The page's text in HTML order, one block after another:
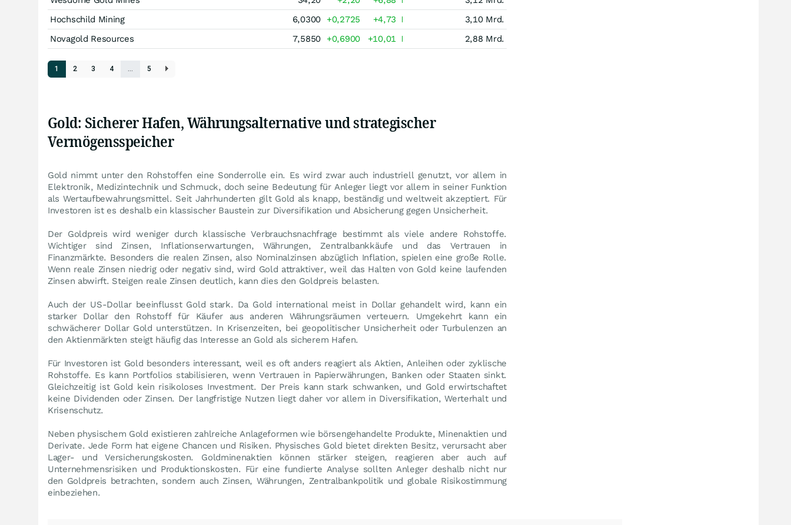
Hochschild Mining
6,0300 +0,2725 +4,73
3,10 Mrd.
Novagold Resources
7,5850 +0,6900 +10,01 2,88 Mrd.
1 2 3 4 … 5
Gold: Sicherer Hafen, Währungsalternative und strategischer
Vermögensspeicher
Gold nimmt unter den Rohstoffen eine Sonderrolle ein. Es wird zwar auch industriell genutzt, vor allem in
Elektronik, Medizintechnik und Schmuck, doch seine Bedeutung für Anleger liegt vor allem in seiner Funktion
als Wertaufbewahrungsmittel. Seit Jahrhunderten gilt Gold als knapp, beständig und weltweit akzeptiert. Für
Investoren ist es deshalb ein klassischer Baustein zur Diversifikation und Absicherung gegen Unsicherheit.
Der Goldpreis wird weniger durch klassische Verbrauchsnachfrage bestimmt als viele andere Rohstoffe.
Wichtiger sind Zinsen, Inflationserwartungen, Währungen, Zentralbankkäufe und das Vertrauen in
Finanzmärkte. Besonders die realen Zinsen, also Nominalzinsen abzüglich Inflation, spielen eine große Rolle.
Wenn reale Zinsen niedrig oder negativ sind, wird Gold attraktiver, weil das Halten von Gold keine laufenden
Zinsen abwirft. Steigen reale Zinsen deutlich, kann dies den Goldpreis belasten.
Auch der US-Dollar beeinflusst Gold stark. Da Gold international meist in Dollar gehandelt wird, kann ein
starker Dollar den Rohstoff für Käufer aus anderen Währungsräumen verteuern. Umgekehrt kann ein
schwächerer Dollar Gold unterstützen. In Krisenzeiten, bei geopolitischer Unsicherheit oder Turbulenzen an
den Aktienmärkten steigt häufig das Interesse an Gold als sicherem Hafen.
Für Investoren ist Gold besonders interessant, weil es oft anders reagiert als Aktien, Anleihen oder zyklische
Rohstoffe. Es kann Portfolios stabilisieren, wenn Vertrauen in Papierwährungen, Banken oder Staaten sinkt.
Gleichzeitig ist Gold kein risikoloses Investment. Der Preis kann stark schwanken, und Gold erwirtschaftet
keine Dividenden oder Zinsen. Der langfristige Nutzen liegt daher vor allem in Diversifikation, Werterhalt und
Krisenschutz.
Neben physischem Gold existieren zahlreiche Anlageformen wie börsengehandelte Produkte, Minenaktien und
Derivate. Jede Form hat eigene Chancen und Risiken. Physisches Gold bietet direkten Besitz, verursacht aber
Lager- und Versicherungskosten. Goldminenaktien können stärker steigen, reagieren aber auch auf
Unternehmensrisiken und Produktionskosten. Für eine fundierte Analyse sollten Anleger deshalb nicht nur
den Goldpreis betrachten, sondern auch Zinsen, Währungen, Zentralbankpolitik und globale Risikostimmung
einbeziehen.